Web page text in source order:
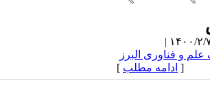
و فناوری البرز
ادامه مطلب]